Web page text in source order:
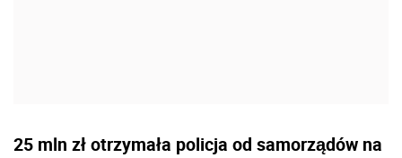
25 mln zł otrzymała policja od samorządów na